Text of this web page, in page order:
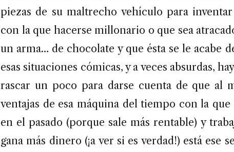
piezas de su maltrecho vehículo para
con la que hacerse millonario o que sea
un arma… de chocolate y que ésta se le acabe
esas situaciones cómicas, y a veces absurdas,
rascar un poco para darse cuenta de que al
ventajas de esa máquina del tiempo con la
en el pasado (porque sale más rentable) y
gana más dinero (¡a ver si es verdad!) está ese